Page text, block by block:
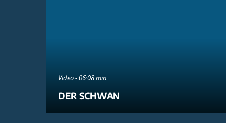
Video - 06:08 min
DER SCHWAN